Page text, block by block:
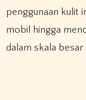
penggunaan kulit
mobil hingga
dalam skala